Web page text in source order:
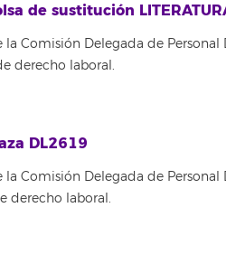
de sustitución
la Comisión Delegada de
derecho laboral.
DL2619
la Comisión Delegada de
derecho laboral.